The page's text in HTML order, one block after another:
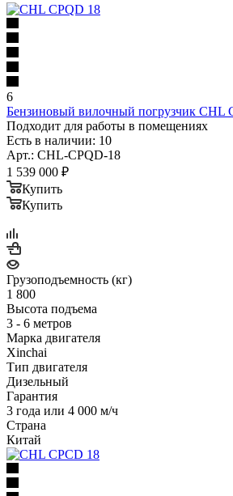
6
Бензиновый вилочный погрузчик CHL
Подходит для работы в помещениях
Есть в наличии: 10
Арт.: CHL-CPQD-18
1 539 000 ₽
Купить
Купить
Грузоподъемность (кг)
1 800
Высота подъема
3 - 6 метров
Марка двигателя
Xinchai
Тип двигателя
Дизельный
Гарантия
3 года или 4 000 м/ч
Страна
Китай